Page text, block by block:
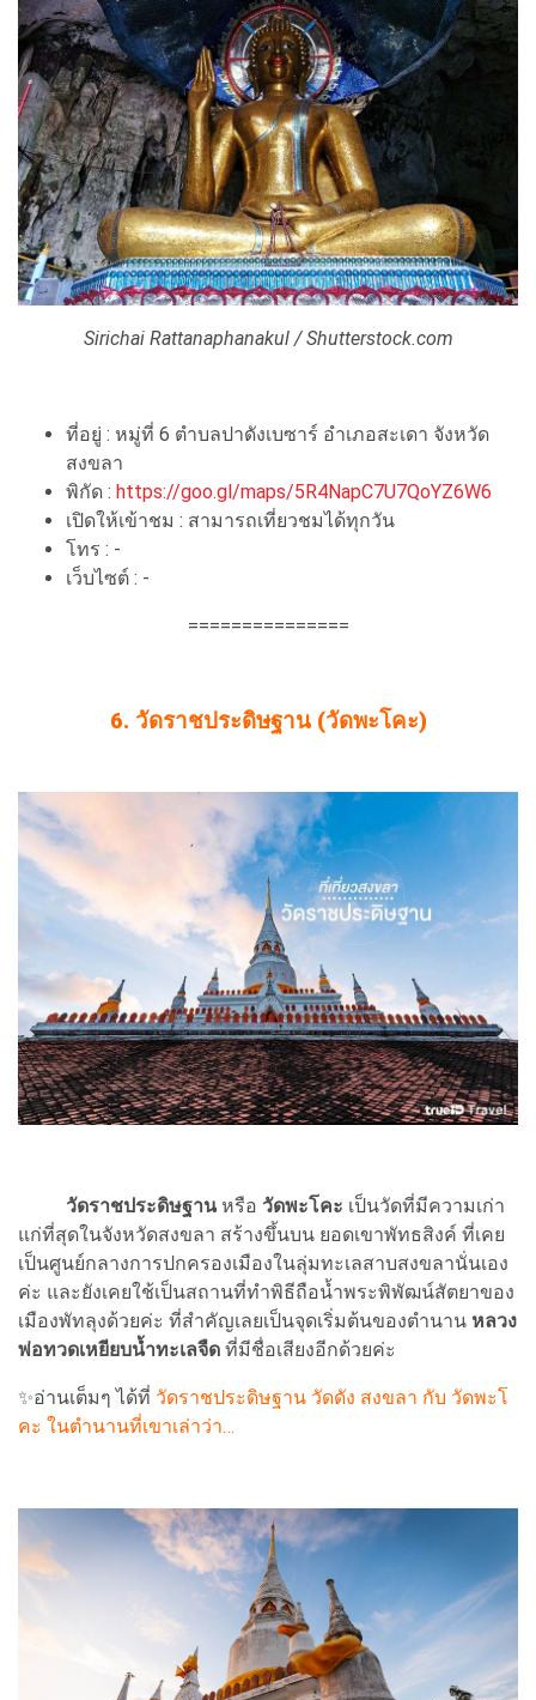
Sirichai Rattanaphanakul / Shutterstock.com
ที่อยู่ : หมู่ที่ 6 ตำบลปาดังเบซาร์ อำเภอสะเดา จังหวัด
สงขลา
พิกัด : https://goo.gl/maps/5R4NapC7U7QoYZ6W6
เปิดให้เข้าชม : สามารถเที่ยวชมได้ทุกวัน
โทร : -
เว็บไซต์ : -
===============
6. วัดราชประดิษฐาน (วัดพะโคะ)
วัดราชประดิษฐานหรือ วัดพะโคะ เป็นวัดที่มีความเก่า
แก่ที่สุดในจังหวัดสงขลา สร้างขึ้นบน ยอดเขาพัทธสิงค์ ที่เคย
เป็นศูนย์กลางการปกครองเมืองในลุ่มทะเลสาบสงขลานั่นเอง
ค่ะ และยังเคยใช้เป็นสถานที่ทำพิธีถือน้ำพระพิพัฒน์สัตยาของ
เมืองพัทลุงด้วยค่ะ ที่สำคัญเลยเป็นจุดเริ่มต้นของตำนาน หลวง
พ่อทวดเหยียบน้ำทะเลจืด ที่มีชื่อเสียงอีกด้วยค่ะ
✨อ่านเต็มๆ ได้ที่ วัดราชประดิษฐาน วัดดัง สงขลา กับ วัดพะโ
คะ ในตำนานที่เขาเล่าว่า…